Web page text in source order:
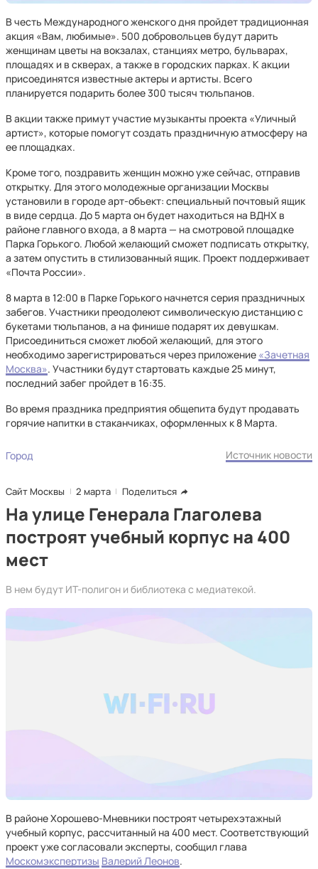
В честь Международного женского дня пройдет традиционная
акция «Вам, любимые». 500 добровольцев будут дарить
женщинам цветы на вокзалах, станциях метро, бульварах,
площадях и в скверах, а также в городских парках. К акции
присоединятся известные актеры и артисты. Всего
планируется подарить более 300 тысяч тюльпанов.
В акции также примут участие музыканты проекта «Уличный
артист», которые помогут создать праздничную атмосферу на
ее площадках.
Кроме того, поздравить женщин можно уже сейчас, отправив
открытку. Для этого молодежные организации Москвы
установили в городе арт-объект: специальный почтовый ящик
в виде сердца. До 5 марта он будет находиться на ВДНХ в
районе главного входа, а 8 марта — на смотровой площадке
Парка Горького. Любой желающий сможет подписать открытку,
а затем опустить в стилизованный ящик. Проект поддерживает
«Почта России».
8 марта в 12:00 в Парке Горького начнется серия праздничных
забегов. Участники преодолеют символическую дистанцию с
букетами тюльпанов, а на финише подарят их девушкам.
Присоединиться сможет любой желающий, для этого
необходимо зарегистрироваться через приложение «Зачетная
Москва». Участники будут стартовать каждые 25 минут,
последний забег пройдет в 16:35.
Во время праздника предприятия общепита будут продавать
горячие напитки в стаканчиках, оформленных к 8 Марта.
Город Источник новости
Сайт Москвы 2 марта Поделиться
На улице Генерала Глаголева
построят учебный корпус на 400
мест
В нем будут ИТ-полигон и библиотека с медиатекой.
В районе Хорошево-Мневники построят четырехэтажный
учебный корпус, рассчитанный на 400 мест. Соответствующий
проект уже согласовали эксперты, сообщил глава
Москомэкспертизы Валерий Леонов.